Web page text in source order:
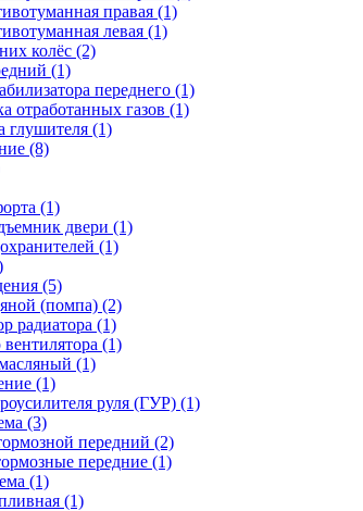
правая (1)
левая (1)
колёс (2)
(1)
переднего (1)
отработанных газов (1)
глушителя (1)
(8)
(1)
двери (1)
(1)
(5)
(помпа) (2)
радиатора (1)
(1)
(1)
(1)
руля (ГУР) (1)
(3)
передний (2)
передние (1)
(1)
(1)